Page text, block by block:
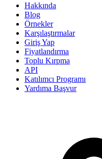
Hakkında
Blog
Örnekler
Karşılaştırmalar
Giriş Yap
Fiyatlandırma
Toplu Kırpma
API
Katılımcı Programı
Yardıma Başvur